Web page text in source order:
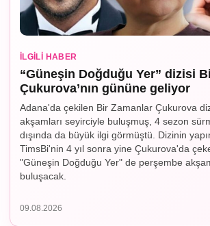
İLGILI HABER
“Güneşin Doğduğu Yer” dizisi
Çukurova’nın gününe geliyor
Adana'da çekilen Bir Zamanlar Çukurova
akşamları seyirciyle buluşmuş, 4 sezon
dışında da büyük ilgi görmüştü. Dizinin
TimsBi'nin 4 yıl sonra yine Çukurova'da
"Güneşin Doğduğu Yer" de perşembe
buluşacak.
09.08.2026